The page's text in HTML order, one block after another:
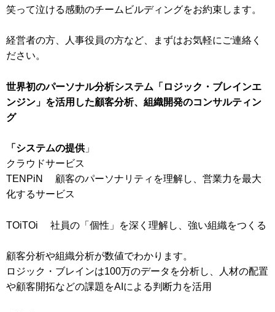
笑って泣ける感動のチームビルディングをお約束します。
経営者の方、人事役員の方など、まずはお気軽にご連絡く
ださい。
世界初のパーソナル分析システム「ロジック・ブレインエ
ンジン」を活用した顧客分析、組織開発のコンサルティン
グ
「システムの提供」
クラウドサービス
TENPiN 顧客のパーソナリティを理解し、営業力を最大
化するサービス
TOiTOi 社員の「個性」を深く理解し、強い組織をつくる
顧客分析や組織分析が数値でわかります。
ロジック・ブレインは100万のデータを分析し、人材の配置
や顧客開拓などの課題をAIによる判断力を活用